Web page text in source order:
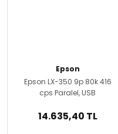
Epson
Epson LX-350 9p 80k 416
cps Paralel, USB
14.635,40 TL